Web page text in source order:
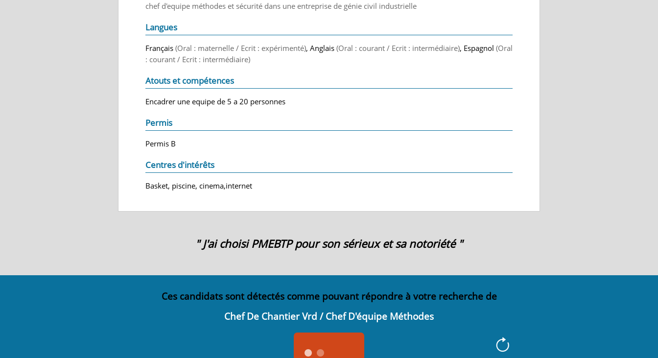
chef d'equipe méthodes et sécurité dans une entreprise de génie civil industrielle
Langues
Français (Oral : maternelle / Ecrit : expérimenté), Anglais (Oral : courant / Ecrit : intermédiaire), Espagnol (Oral
: courant / Ecrit : intermédiaire)
Atouts et compétences
Encadrer une equipe de 5 a 20 personnes
Permis
Permis B
Centres d'intérêts
Basket, piscine, cinema,internet
" J'ai choisi PMEBTP pour son sérieux et sa notoriété "
Ces candidats sont détectés comme pouvant répondre à votre recherche de
Chef De Chantier Vrd / Chef D'équipe Méthodes